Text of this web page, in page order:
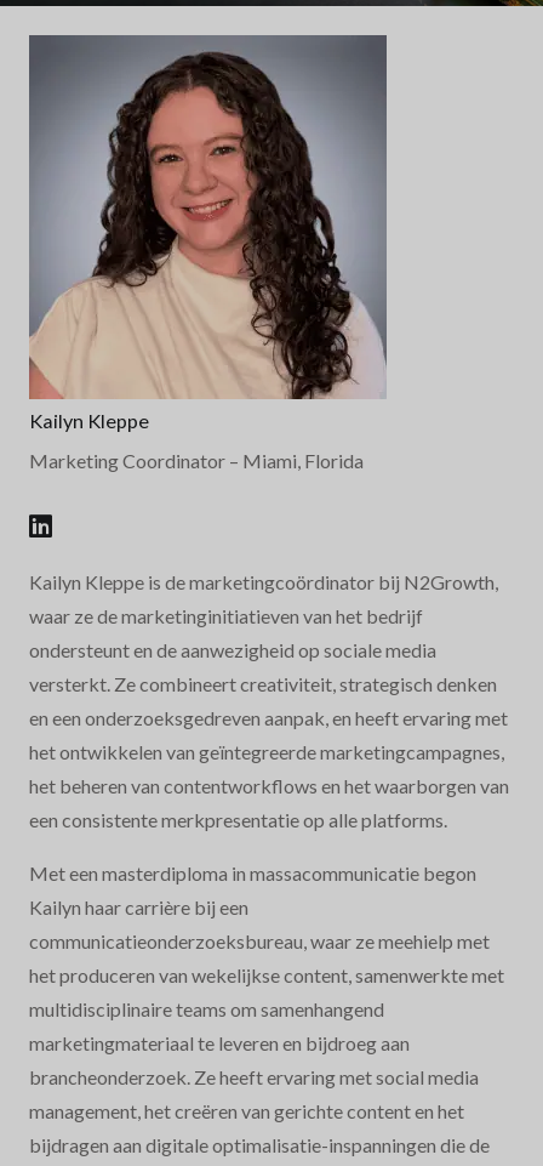
Kailyn Kleppe
Marketing Coordinator – Miami, Florida
Kailyn Kleppe is de marketingcoördinator bij N2Growth,
waar ze de marketinginitiatieven van het bedrijf
ondersteunt en de aanwezigheid op sociale media
versterkt. Ze combineert creativiteit, strategisch denken
en een onderzoeksgedreven aanpak, en heeft ervaring met
het ontwikkelen van geïntegreerde marketingcampagnes,
het beheren van contentworkflows en het waarborgen van
een consistente merkpresentatie op alle platforms.
Met een masterdiploma in massacommunicatie begon
Kailyn haar carrière bij een
communicatieonderzoeksbureau, waar ze meehielp met
het produceren van wekelijkse content, samenwerkte met
multidisciplinaire teams om samenhangend
marketingmateriaal te leveren en bijdroeg aan
brancheonderzoek. Ze heeft ervaring met social media
management, het creëren van gerichte content en het
bijdragen aan digitale optimalisatie-inspanningen die de